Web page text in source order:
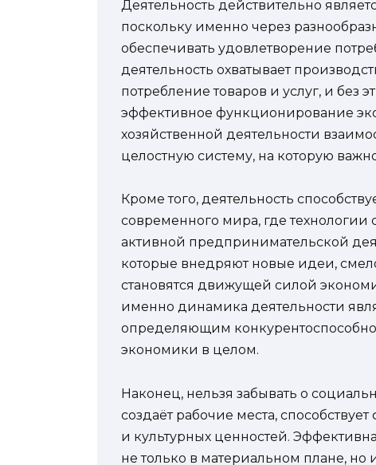
Деятельность действительно
поскольку именно через
обеспечивать удовлетворение
деятельность охватывает
потребление товаров и услуг, и без
эффективное функционирование
хозяйственной деятельности
целостную систему, на которую
Кроме того, деятельность
современного мира, где технологии
активной предпринимательской
которые внедряют новые идеи,
становятся движущей силой
именно динамика деятельности
определяющим
экономики в целом.
Наконец, нельзя забывать о
создаёт рабочие места,
и культурных ценностей.
не только в материальном плане,